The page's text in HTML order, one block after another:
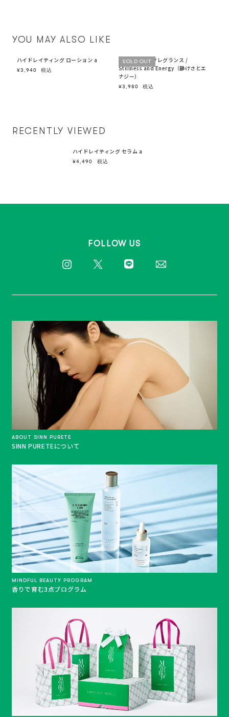
YOU MAY ALSO LIKE
ハイドレイティング ローション a
¥3,940 税込
SOLD OUT
マインドフル フレグランス /
Stillness and Energy（静けさとエ
ナジー）
¥3,980 税込
RECENTLY VIEWED
ハイドレイティング セラム a
¥4,490 税込
FOLLOW US
ABOUT SINN PURETE
SINN PURETEについて
MINDFUL BEAUTY PROGRAM
香りで育む3点プログラム